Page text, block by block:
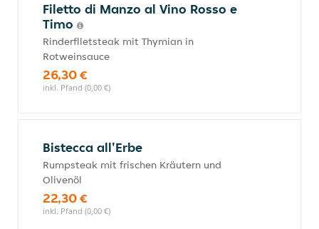
Filetto di Manzo al Vino Rosso e
Timo
Rinderflletsteak mit Thymian in
Rotweinsauce
26,30 €
inkl. Pfand (0,00 €)
Bistecca all'Erbe
Rumpsteak mit frischen Kräutern und
Olivenöl
22,30 €
inkl. Pfand (0,00 €)